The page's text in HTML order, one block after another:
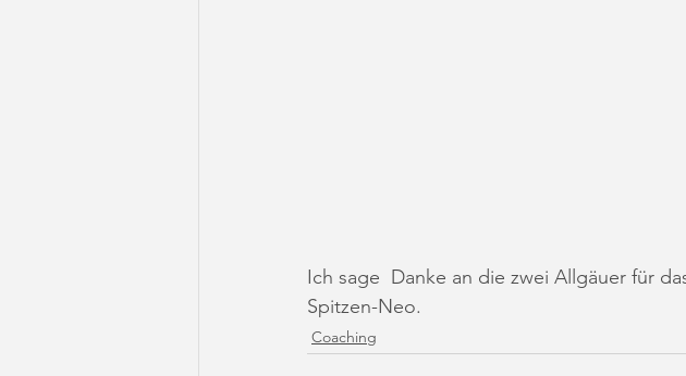
Ich sage  Danke an die zwei Allgäuer für
Spitzen-Neo.
Coaching